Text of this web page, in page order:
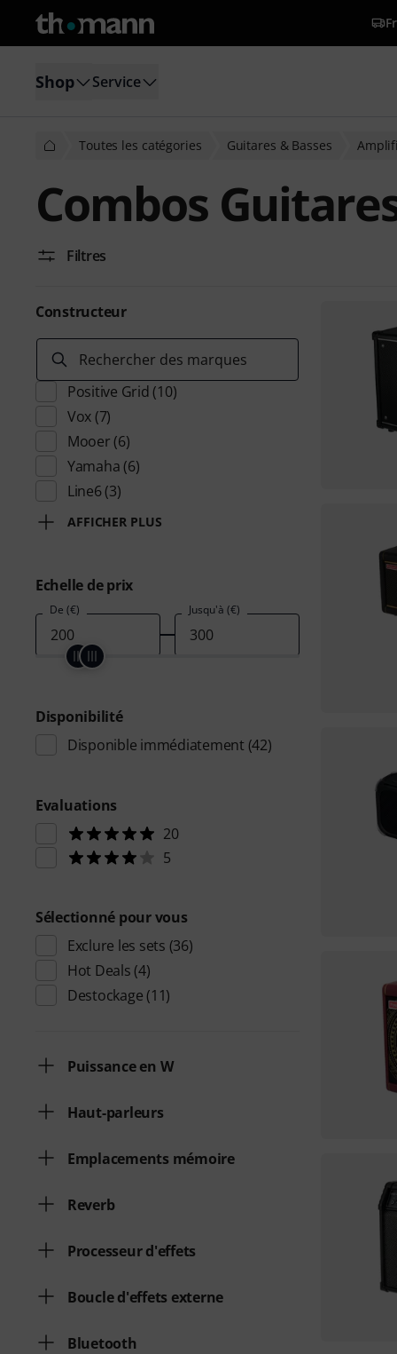
Shop Service
Toutes les catégories Guitares & Basses
Combos
Filtres
Constructeur
Rechercher des marques
Positive Grid (10)
Vox (7)
Mooer (6)
Yamaha (6)
Line6(3)
AFFICHER PLUS
Echelle de prix
De (€) Jusqu'à (€)
Disponibilité
Disponible immédiatement (42)
Evaluations
20
5
Sélectionné pour vous
Exclure les sets (36)
Hot Deals (4)
Destockage (11)
Puissance en W
Haut-parleurs
Emplacements mémoire
Reverb
Processeur d'effets
Boucle d'effets externe
Bluetooth